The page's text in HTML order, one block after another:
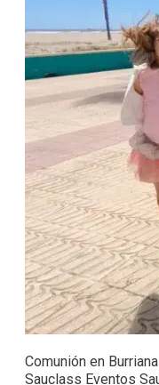
Comunión en
Sauclass Eventos